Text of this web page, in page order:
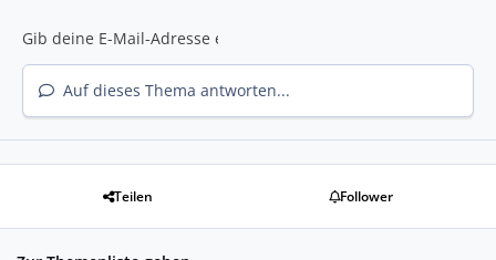
Auf dieses Thema antworten...
Teilen Follower